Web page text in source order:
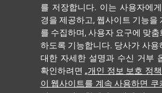
를 저장합니다. 이는 사용자에
경을 제공하고, 웹사이트 기능을
를 수집하며, 사용자 요구에 맞
하도록 기능합니다. 당사가 사용
대한 자세한 설명과 수신 거부
확인하려면 „개인 정보 보호 정책
이 웹사이트를 계속 사용하면